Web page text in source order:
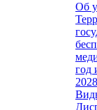
Об
год